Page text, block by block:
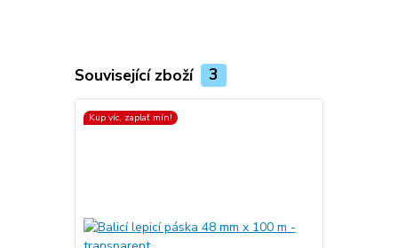
Související zboží 3
Kup víc, zaplať mín!